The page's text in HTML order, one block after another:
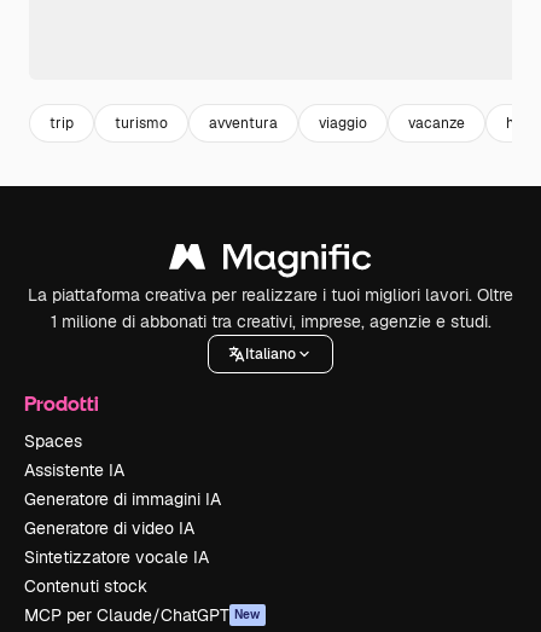
trip turismo avventura viaggio vacanze
La piattaforma creativa per realizzare i tuoi migliori lavori. Oltre
1 milione di abbonati tra creativi, imprese, agenzie e studi.
Italiano
Prodotti
Spaces
Assistente IA
Generatore di immagini IA
Generatore di video IA
Sintetizzatore vocale IA
Contenuti stock
MCP per Claude/ChatGPT New